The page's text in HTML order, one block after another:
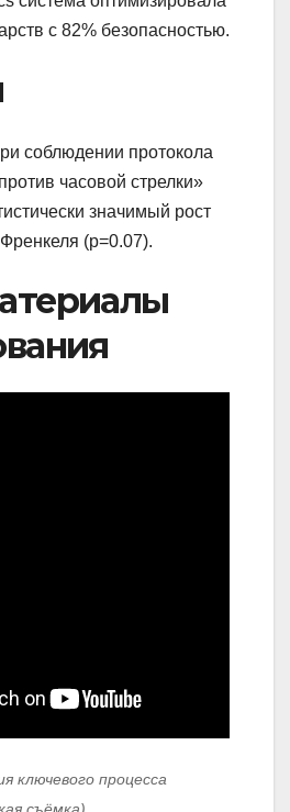
с 82% безопасностью.
соблюдении протокола
часовой стрелки»
значимый рост
(p=0.07).
ключевого процесса